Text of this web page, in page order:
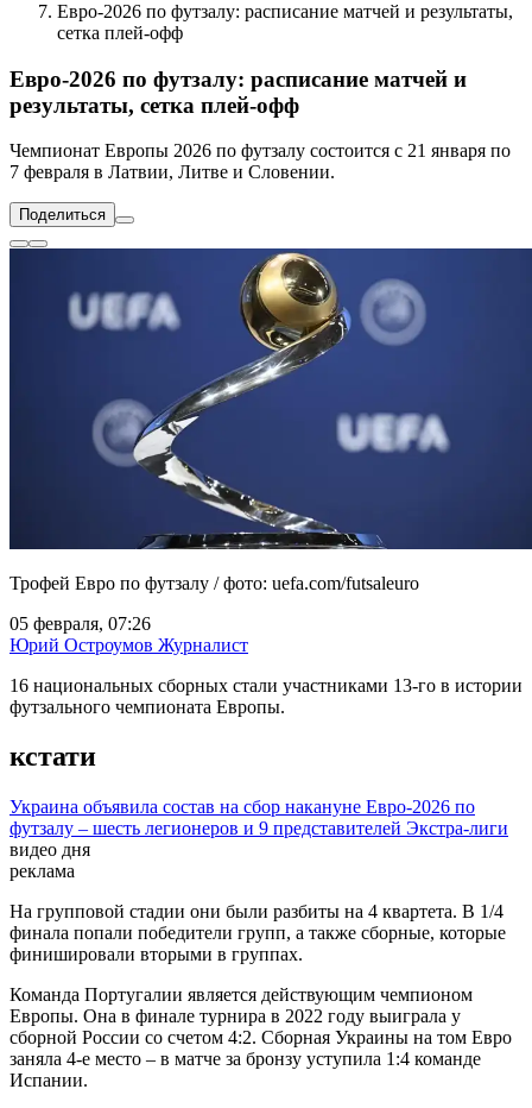
Евро-2026 по футзалу: расписание матчей и результаты,
сетка плей-офф
Евро-2026 по футзалу: расписание матчей и
результаты, сетка плей-офф
Чемпионат Европы 2026 по футзалу состоится с 21 января по
7 февраля в Латвии, Литве и Словении.
Поделиться
Трофей Евро по футзалу / фото: uefa.com/futsaleuro
05 февраля, 07:26
Юрий Остроумов Журналист
16 национальных сборных стали участниками 13-го в истории
футзального чемпионата Европы.
кстати
Украина объявила состав на сбор накануне Евро-2026 по
футзалу – шесть легионеров и 9 представителей Экстра-лиги
видео дня
Play